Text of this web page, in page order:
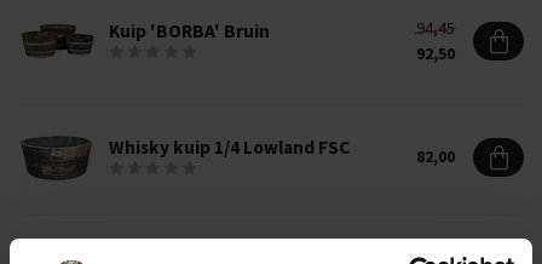
Kuip 'BORBA' Bruin
94,45
92,50
Whisky kuip 1/4 Lowland FSC 82,00